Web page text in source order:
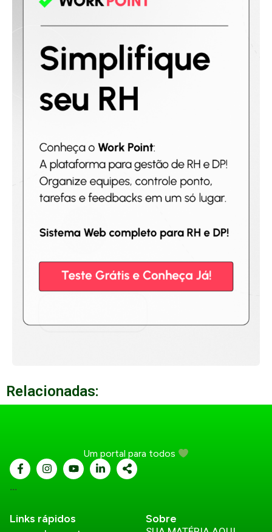
Relacionadas:
Um portal para todos
...
Links rápidos Sobre